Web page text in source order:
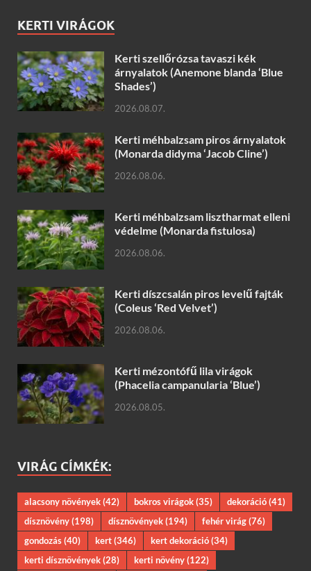
KERTI VIRÁGOK
Kerti szellőrózsa tavaszi kék
árnyalatok (Anemone blanda ‘Blue
Shades’)
2026.08.07.
Kerti méhbalzsam piros árnyalatok
(Monarda didyma ‘Jacob Cline’)
2026.08.06.
Kerti méhbalzsam lisztharmat elleni
védelme (Monarda fistulosa)
2026.08.06.
Kerti díszcsalán piros levelű fajták
(Coleus ‘Red Velvet’)
2026.08.06.
Kerti mézontófű lila virágok
(Phacelia campanularia ‘Blue’)
2026.08.05.
VIRÁG CÍMKÉK:
alacsony növények(42) bokros virágok(35) dekoráció(41)
dísznövény(198) dísznövények(194) fehér virág(76)
gondozás(40) kert(346) kert dekoráció(34)
kerti dísznövények(28) kerti növény(122)